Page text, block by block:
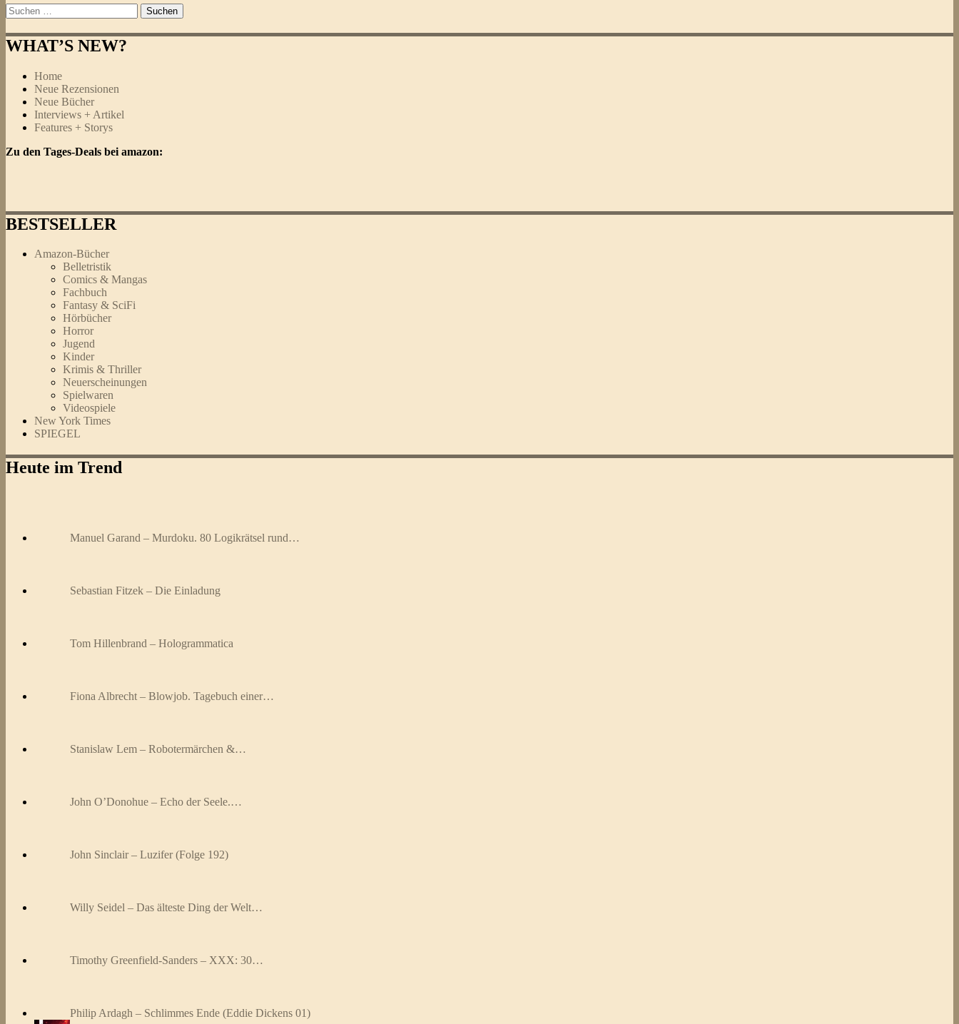
Suchen
nach:
WHAT’S NEW?
Home
Neue Rezensionen
Neue Bücher
Interviews + Artikel
Features + Storys
Zu den Tages-Deals bei amazon:
BESTSELLER
Amazon-Bücher
Belletristik
Comics & Mangas
Fachbuch
Fantasy & SciFi
Hörbücher
Horror
Jugend
Kinder
Krimis & Thriller
Neuerscheinungen
Spielwaren
Videospiele
New York Times
SPIEGEL
Heute im Trend
Manuel Garand – Murdoku. 80 Logikrätsel rund…
Sebastian Fitzek – Die Einladung
Tom Hillenbrand – Hologrammatica
Fiona Albrecht – Blowjob. Tagebuch einer…
Stanislaw Lem – Robotermärchen &…
John O’Donohue – Echo der Seele.…
John Sinclair – Luzifer (Folge 192)
Willy Seidel – Das älteste Ding der Welt…
Timothy Greenfield-Sanders – XXX: 30…
Philip Ardagh – Schlimmes Ende (Eddie Dickens 01)